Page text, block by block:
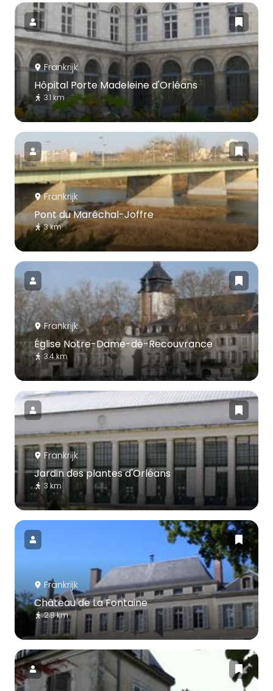
Frankrijk
Hôpital Porte Madeleine d'Orléans
3.1 km
Frankrijk
Pont du Maréchal-Joffre
3 km
Frankrijk
Église Notre-Dame-de-Recouvrance
3.4 km
Frankrijk
Jardin des plantes d'Orléans
3 km
Frankrijk
Château de La Fontaine
2.8 km